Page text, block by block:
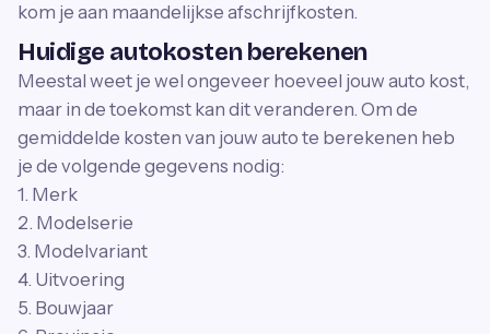
kom je aan maandelijkse afschrijfkosten.
Huidige autokosten berekenen
Meestal weet je wel ongeveer hoeveel jouw auto kost,
maar in de toekomst kan dit veranderen. Om de
gemiddelde kosten van jouw auto te berekenen heb
je de volgende gegevens nodig:
1. Merk
2. Modelserie
3. Modelvariant
4. Uitvoering
5. Bouwjaar